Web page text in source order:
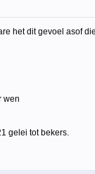
het dit gevoel asof
wen
gelei tot bekers.